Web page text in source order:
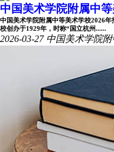
中国美术学院附属中
中国美术学院附属中等美术学校2026
校创办于1929年，时称“国立杭州......
2026-03-27 中国美术学院附